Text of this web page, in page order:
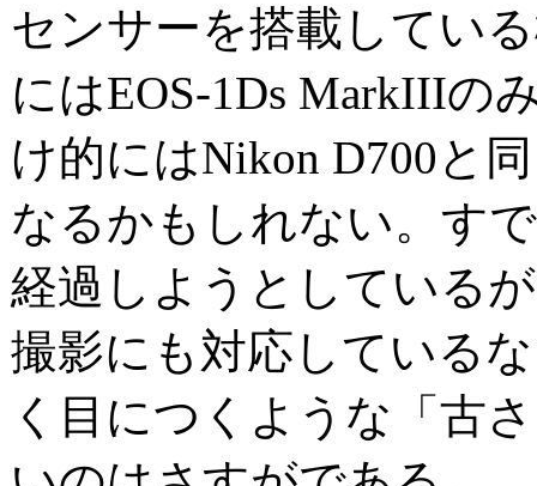
センサーを搭載してい
にはEOS-1Ds MarkIIIの
け的にはNikon D700と
なるかもしれない。す
経過しようとしている
撮影にも対応している
く目につくような「古